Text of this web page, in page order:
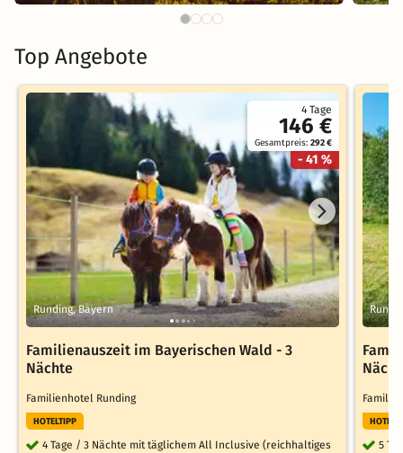
Top Angebote
4 Tage
146 €
Gesamtpreis:292 €
- 41 %
Runding, Bayern
Familienauszeit im Bayerischen Wald - 3
Nächte
Familienhotel Runding
HOTELTIPP
4 Tage / 3 Nächte mit täglichem All Inclusive (reichhaltiges
5